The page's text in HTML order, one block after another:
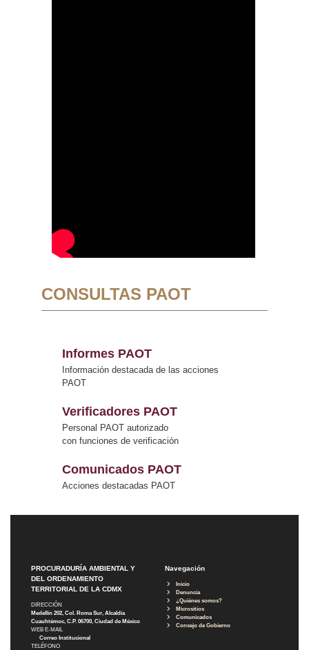
CONSULTAS PAOT
Informes PAOT
Información destacada de las acciones
PAOT
Verificadores PAOT
Personal PAOT autorizado
con funciones de verificación
Comunicados PAOT
Acciones destacadas PAOT
PROCURADURÍA AMBIENTAL Y
DEL ORDENAMIENTO
TERRITORIAL DE LA CDMX
DIRECCIÓN
Medellín 202, Col. Roma Sur, Alcaldía
Cuauhtémoc, C.P. 06700, Ciudad de México
WEB E-MAIL
Correo Institucional
TELÉFONO
Navegación
Inicio
Denuncia
¿Quiénes somos?
Micrositios
Comunicados
Consejo de Gobierno